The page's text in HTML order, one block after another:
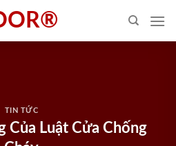
TIN TỨC
Của Luật Cửa Chống